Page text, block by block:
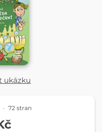
ukázku
· 72 stran